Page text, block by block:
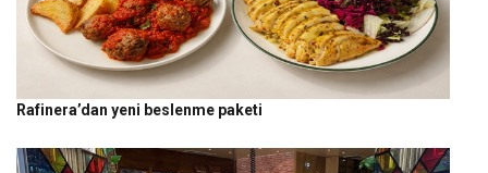
Rafinera’dan yeni beslenme paketi